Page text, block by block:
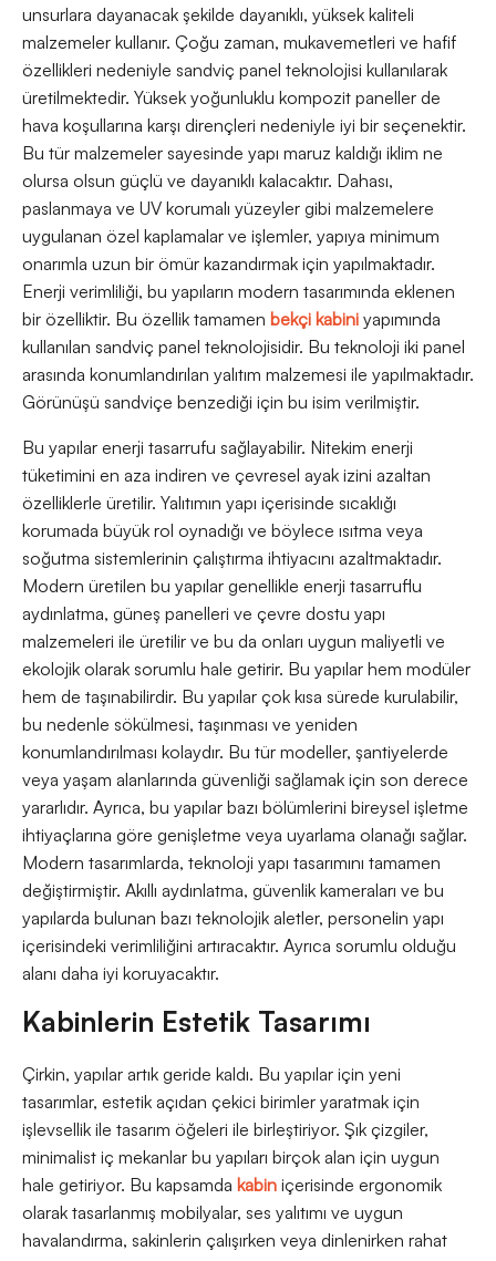
unsurlara dayanacak şekilde dayanıklı, yüksek kaliteli
malzemeler kullanır. Çoğu zaman, mukavemetleri ve hafif
özellikleri nedeniyle sandviç panel teknolojisi kullanılarak
üretilmektedir. Yüksek yoğunluklu kompozit paneller de
hava koşullarına karşı dirençleri nedeniyle iyi bir seçenektir.
Bu tür malzemeler sayesinde yapı maruz kaldığı iklim ne
olursa olsun güçlü ve dayanıklı kalacaktır. Dahası,
paslanmaya ve UV korumalı yüzeyler gibi malzemelere
uygulanan özel kaplamalar ve işlemler, yapıya minimum
onarımla uzun bir ömür kazandırmak için yapılmaktadır.
Enerji verimliliği, bu yapıların modern tasarımında eklenen
bir özelliktir. Bu özellik tamamen bekçi kabini yapımında
kullanılan sandviç panel teknolojisidir. Bu teknoloji iki panel
arasında konumlandırılan yalıtım malzemesi ile yapılmaktadır.
Görünüşü sandviçe benzediği için bu isim verilmiştir.
Bu yapılar enerji tasarrufu sağlayabilir. Nitekim enerji
tüketimini en aza indiren ve çevresel ayak izini azaltan
özelliklerle üretilir. Yalıtımın yapı içerisinde sıcaklığı
korumada büyük rol oynadığı ve böylece ısıtma veya
soğutma sistemlerinin çalıştırma ihtiyacını azaltmaktadır.
Modern üretilen bu yapılar genellikle enerji tasarruflu
aydınlatma, güneş panelleri ve çevre dostu yapı
malzemeleri ile üretilir ve bu da onları uygun maliyetli ve
ekolojik olarak sorumlu hale getirir. Bu yapılar hem modüler
hem de taşınabilirdir. Bu yapılar çok kısa sürede kurulabilir,
bu nedenle sökülmesi, taşınması ve yeniden
konumlandırılması kolaydır. Bu tür modeller, şantiyelerde
veya yaşam alanlarında güvenliği sağlamak için son derece
yararlıdır. Ayrıca, bu yapılar bazı bölümlerini bireysel işletme
ihtiyaçlarına göre genişletme veya uyarlama olanağı sağlar.
Modern tasarımlarda, teknoloji yapı tasarımını tamamen
değiştirmiştir. Akıllı aydınlatma, güvenlik kameraları ve bu
yapılarda bulunan bazı teknolojik aletler, personelin yapı
içerisindeki verimliliğini artıracaktır. Ayrıca sorumlu olduğu
alanı daha iyi koruyacaktır.
Kabinlerin Estetik Tasarımı
Çirkin, yapılar artık geride kaldı. Bu yapılar için yeni
tasarımlar, estetik açıdan çekici birimler yaratmak için
işlevsellik ile tasarım öğeleri ile birleştiriyor. Şık çizgiler,
minimalist iç mekanlar bu yapıları birçok alan için uygun
hale getiriyor. Bu kapsamda kabin içerisinde ergonomik
olarak tasarlanmış mobilyalar, ses yalıtımı ve uygun
havalandırma, sakinlerin çalışırken veya dinlenirken rahat